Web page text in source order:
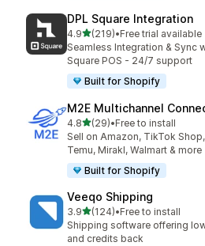
DPL Square Integration
4.95つ星中
(219)
合計レビュー数：219件
•Free trial available
Seamless Integration & Sync
Square POS - 24/7 support
Built for Shopify
M2E Multichannel
4.85つ星中
(29)
合計レビュー数：29件
•Free to install
Sell on Amazon, TikTok
Temu, Mirakl, Walmart & more
Built for Shopify
Veeqo Shipping
3.95つ星中
(124)
合計レビュー数：124件
•Free to install
Shipping software offering
and credits back